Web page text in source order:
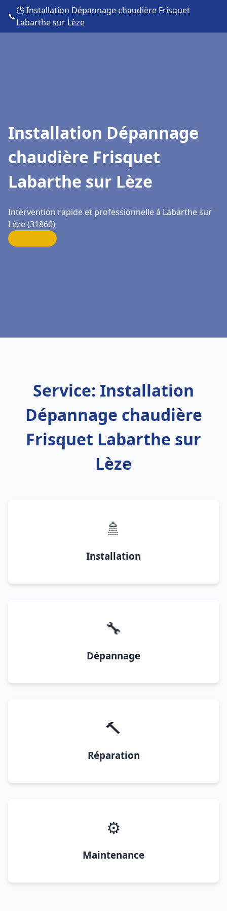
📞
🕒 Installation Dépannage chaudière Frisquet
Labarthe sur Lèze
Installation Dépannage
chaudière Frisquet
Labarthe sur Lèze
Intervention rapide et professionnelle à Labarthe sur
Lèze (31860)
Service: Installation
Dépannage chaudière
Frisquet Labarthe sur
Lèze
🚿
Installation
🔧
Dépannage
🔨
Réparation
⚙️
Maintenance